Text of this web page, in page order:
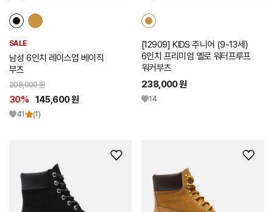
SALE
남성 6인치 레이스업 베이직
부츠
208,000 원
30% 145,600 원
41 (1)
[12909] KIDS 주니어 (9-13세)
6인치 프리미엄 옐로 워터프루프
워커부츠
238,000 원
14
위
위